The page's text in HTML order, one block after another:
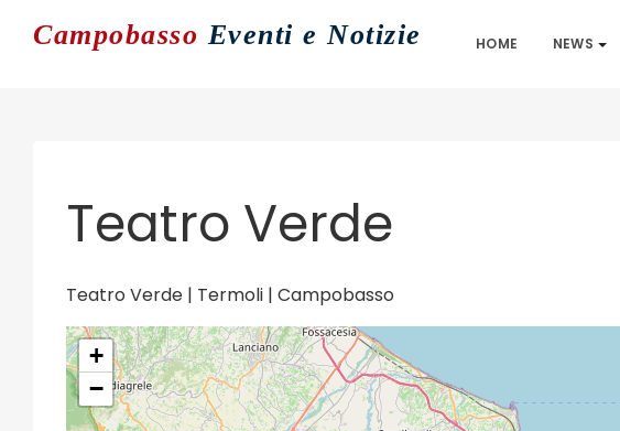
Campobasso Eventi e Notizie HOME NEWS
Teatro Verde
Teatro Verde | Termoli | Campobasso
+
−